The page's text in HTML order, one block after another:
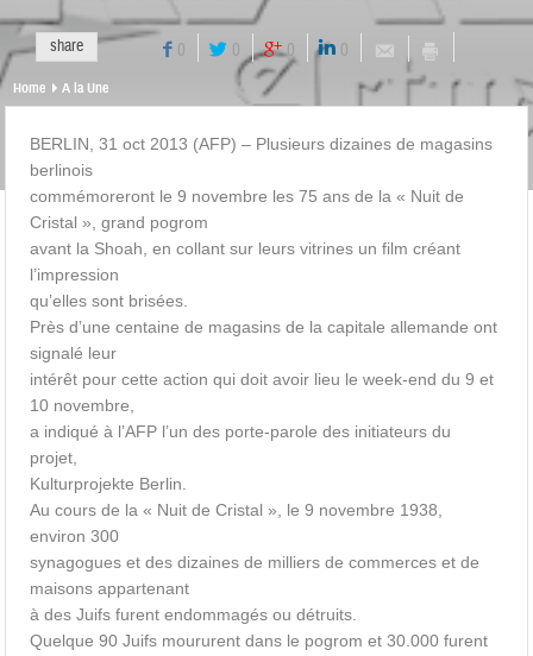
share 0 0 0 0
Home A la Une
BERLIN, 31 oct 2013 (AFP) – Plusieurs dizaines de magasins
berlinois
commémoreront le 9 novembre les 75 ans de la « Nuit de
Cristal », grand pogrom
avant la Shoah, en collant sur leurs vitrines un film créant
l’impression
qu’elles sont brisées.
Près d’une centaine de magasins de la capitale allemande ont
signalé leur
intérêt pour cette action qui doit avoir lieu le week-end du 9 et
10 novembre,
a indiqué à l’AFP l’un des porte-parole des initiateurs du
projet,
Kulturprojekte Berlin.
Au cours de la « Nuit de Cristal », le 9 novembre 1938,
environ 300
synagogues et des dizaines de milliers de commerces et de
maisons appartenant
à des Juifs furent endommagés ou détruits.
Quelque 90 Juifs moururent dans le pogrom et 30.000 furent